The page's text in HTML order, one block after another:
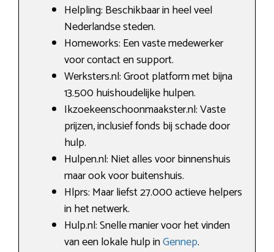
Helpling: Beschikbaar in heel veel
Nederlandse steden.
Homeworks: Een vaste medewerker
voor contact en support.
Werksters.nl: Groot platform met bijna
13.500 huishoudelijke hulpen.
Ikzoekeenschoonmaakster.nl: Vaste
prijzen, inclusief fonds bij schade door
hulp.
Hulpen.nl: Niet alles voor binnenshuis
maar ook voor buitenshuis.
Hlprs: Maar liefst 27.000 actieve helpers
in het netwerk.
Hulp.nl: Snelle manier voor het vinden
van een lokale hulp inGennep.